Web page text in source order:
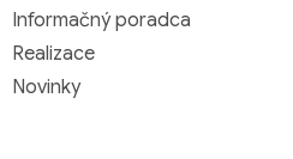
Informačný poradca
Realizace
Novinky